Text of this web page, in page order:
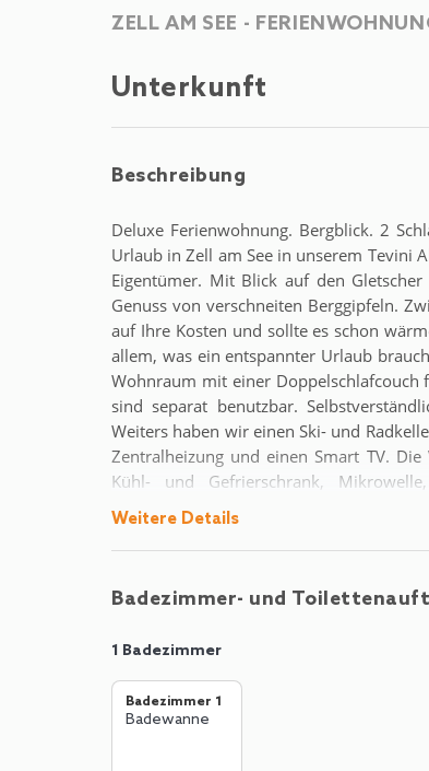
ZELL AM SEE -
Unterkunft
Beschreibung
Deluxe Ferienwohnung. Bergblick. 2
Urlaub in Zell am See in unserem Tevini
Eigentümer. Mit Blick auf den
Genuss von verschneiten Berggipfeln.
auf Ihre Kosten und sollte es schon
allem, was ein entspannter Urlaub
Wohnraum mit einer Doppelschlafcouch
sind separat benutzbar.
Weiters haben wir einen Ski- und
Zentralheizung und einen Smart TV.
Kühl- und Gefrierschrank,
Kaffeemaschine sowie Toaster und ein
(jedoch 2,5km). Den Golfplatz (1km)
Weitere Details
Badezimmer- und
1 Badezimmer
Badezimmer 1
Badewanne